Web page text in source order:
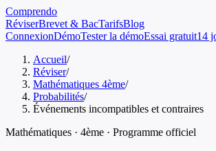
Comprendo
RéviserBrevet & BacTarifsBlog
ConnexionDémoTester la démoEssai gratuit14
Accueil/
Réviser/
Mathématiques 4ème/
Probabilités/
Événements incompatibles et contraires
Mathématiques · 4ème · Programme officiel